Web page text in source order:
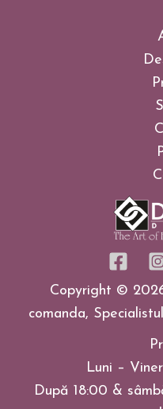
Copyright ©
comanda,
Luni –
După 18:00 &